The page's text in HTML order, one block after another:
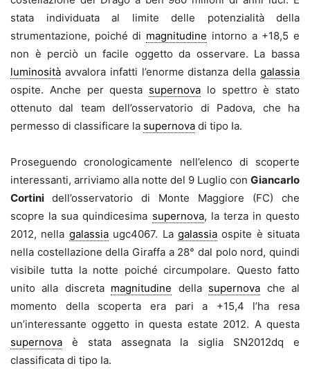
stata individuata al limite delle potenzialità della
strumentazione, poiché di magnitudine intorno a +18,5 e
non è perciò un facile oggetto da osservare. La bassa
luminosità avvalora infatti l’enorme distanza della galassia
ospite. Anche per questa supernova lo spettro è stato
ottenuto dal team dell’osservatorio di Padova, che ha
permesso di classificare la supernova di tipo Ia.
Proseguendo cronologicamente nell’elenco di scoperte
interessanti, arriviamo alla notte del 9 Luglio con Giancarlo
Cortini dell’osservatorio di Monte Maggiore (FC) che
scopre la sua quindicesima supernova, la terza in questo
2012, nella galassiaugc4067. La galassiaospite è situata
nella costellazione della Giraffa a 28° dal polo nord, quindi
visibile tutta la notte poiché circumpolare. Questo fatto
unito alla discreta magnitudine della supernova che al
momento della scoperta era pari a +15,4 l’ha resa
un’interessante oggetto in questa estate 2012. A questa
supernova è stata assegnata la siglia SN2012dq e
classificata di tipo Ia.